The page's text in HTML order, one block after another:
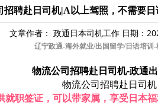
招聘赴日司机|A以上驾照，不需要日
文章作者： 政通日本司机工作日期：
辽宁政通-海外就业/出国留学/日语培训-
物流公司招聘赴日司机-政通
物流公司招聘赴日司机
就职签证，可以带家属，享受日本